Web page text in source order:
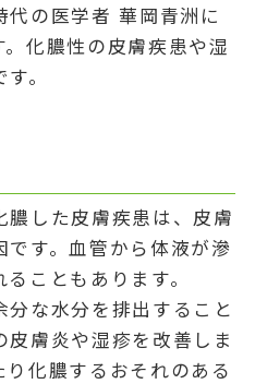
代の医学者 華岡青洲に
化膿性の皮膚疾患や湿
。
した皮膚疾患は、皮膚
す。血管から体液が滲
こともあります。
な水分を排出すること
膚炎や湿疹を改善しま
化膿するおそれのある